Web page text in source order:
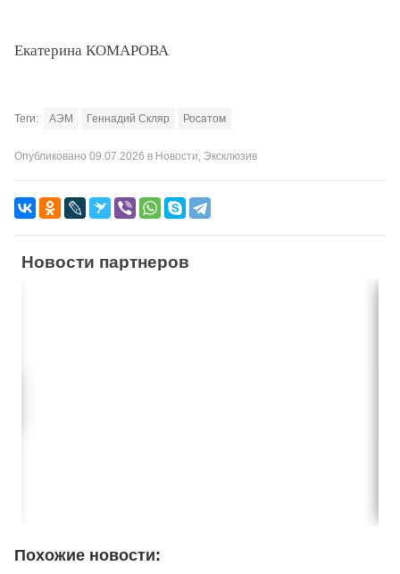
Екатерина КОМАРОВА
Теги: АЭМ Геннадий Скляр Росатом
Опубликовано 09.07.2026 в Новости Эксклюзив
Новости партнеров
Похожие новости: